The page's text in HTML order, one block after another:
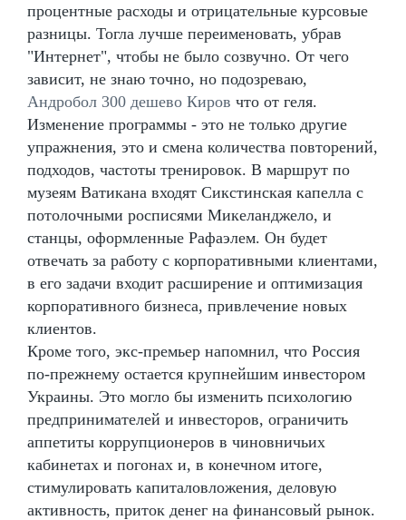
процентные расходы и отрицательные курсовые
разницы. Тогла лучше переименовать, убрав
"Интернет", чтобы не было созвучно. От чего
зависит, не знаю точно, но подозреваю,
Андробол 300 дешево Киров что от геля.
Изменение программы - это не только другие
упражнения, это и смена количества повторений,
подходов, частоты тренировок. В маршрут по
музеям Ватикана входят Сикстинская капелла с
потолочными росписями Микеланджело, и
станцы, оформленные Рафаэлем. Он будет
отвечать за работу с корпоративными клиентами,
в его задачи входит расширение и оптимизация
корпоративного бизнеса, привлечение новых
клиентов.
Кроме того, экс-премьер напомнил, что Россия
по-прежнему остается крупнейшим инвестором
Украины. Это могло бы изменить психологию
предпринимателей и инвесторов, ограничить
аппетиты коррупционеров в чиновничьих
кабинетах и погонах и, в конечном итоге,
стимулировать капиталовложения, деловую
активность, приток денег на финансовый рынок.